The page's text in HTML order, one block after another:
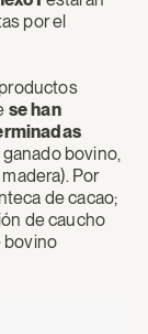
por el
se han
bovino,
Por
de cacao;
de caucho
bovino